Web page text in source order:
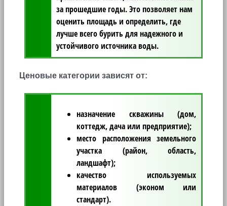
за прошедшие годы. Это позволяет нам
оценить площадь и определить, где
лучше всего бурить для надежного и
устойчивого источника воды.
Ценовые категории зависят от:
назначение скважины (дом,
коттедж, дача или предприятие);
место расположения земельного
участка (район, область,
ландшафт);
качество используемых
материалов (эконом или
стандарт).